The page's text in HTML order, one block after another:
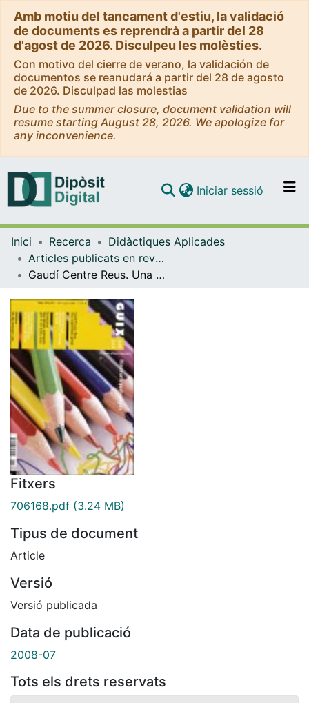
Amb motiu del tancament d'estiu, la validació
de documents es reprendrà a partir del 28
d'agost de 2026. Disculpeu les molèsties.
Con motivo del cierre de verano, la validación de
documentos se reanudará a partir del 28 de agosto
de 2026. Disculpad las molestias
Due to the summer closure, document validation will
resume starting August 28, 2026. We apologize for
any inconvenience.
Navega per tot el DD
Iniciar sessió (current)
Inici Recerca
Didàctiques Aplicades
Articles publicats en revistes (Didàctiques Aplicades)
Gaudí Centre Reus. Una experiència genial
Fitxers
706168.pdf (3.24 MB)
Tipus de document
Article
Versió
Versió publicada
Data de publicació
2008-07
Tots els drets reservats